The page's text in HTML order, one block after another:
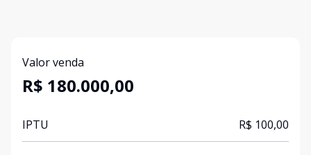
Valor venda
R$ 180.000,00
IPTU R$ 100,00